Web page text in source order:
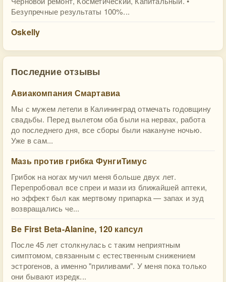
Безупречные результаты 100%...
Oskelly
Последние отзывы
Авиакомпания Смартавиа
Мы с мужем летели в Калининград отмечать годовщину
свадьбы. Перед вылетом оба были на нервах, работа
до последнего дня, все сборы были накануне ночью.
Уже в сам...
Мазь против грибка ФунгиТимус
Грибок на ногах мучил меня больше двух лет.
Перепробовал все спреи и мази из ближайшей аптеки,
но эффект был как мертвому припарка — запах и зуд
возвращались че...
Be First Beta-Alanine, 120 капсул
После 45 лет столкнулась с таким неприятным
симптомом, связанным с естественным снижением
эстрогенов, а именно "приливами". У меня пока только
они бывают изредк...